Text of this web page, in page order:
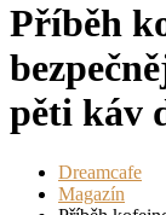
Příběh
pěti káv
Dreamcafe
Magazín